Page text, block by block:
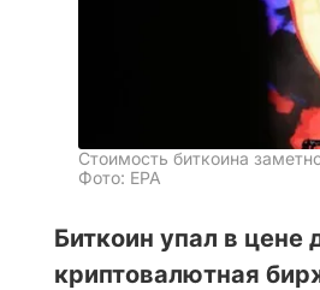
Стоимость биткоина
Фото: EPA
Биткоин упал в цене
криптовалютная